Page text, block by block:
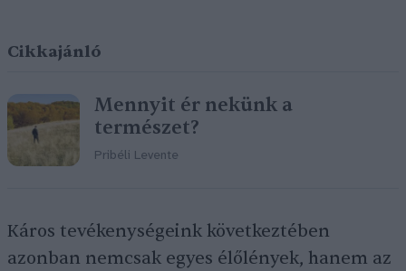
Cikkajánló
Mennyit ér nekünk a
természet?
Pribéli Levente
Káros tevékenységeink következtében
azonban nemcsak egyes élőlények, hanem az